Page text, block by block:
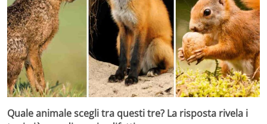
Quale animale scegli tra questi tre? La risposta rivela i